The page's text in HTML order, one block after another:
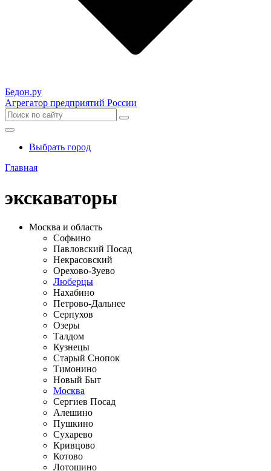
Бедон.ру
Агрегатор предприятий России
Выбрать город
Главная
экскаваторы
Москва и область
Софьино
Павловский Посад
Некрасовский
Орехово-Зуево
Люберцы
Нахабино
Петрово-Дальнее
Серпухов
Озеры
Талдом
Кузнецы
Старый Снопок
Тимонино
Новый Быт
Москва
Сергиев Посад
Алешино
Пушкино
Сухарево
Кривцово
Котово
Лотошино